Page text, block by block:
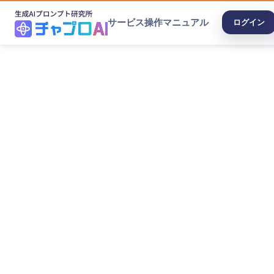
サービス操作マニュアル ログイン